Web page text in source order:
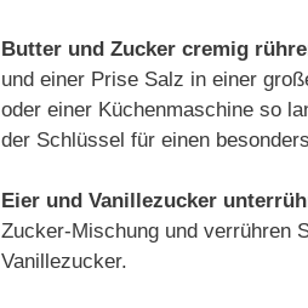
Butter und Zucker cremig
und einer Prise Salz in einer
oder einer Küchenmaschine so
der Schlüssel für einen
Eier und Vanillezucker
Zucker-Mischung und verrühren
Vanillezucker.